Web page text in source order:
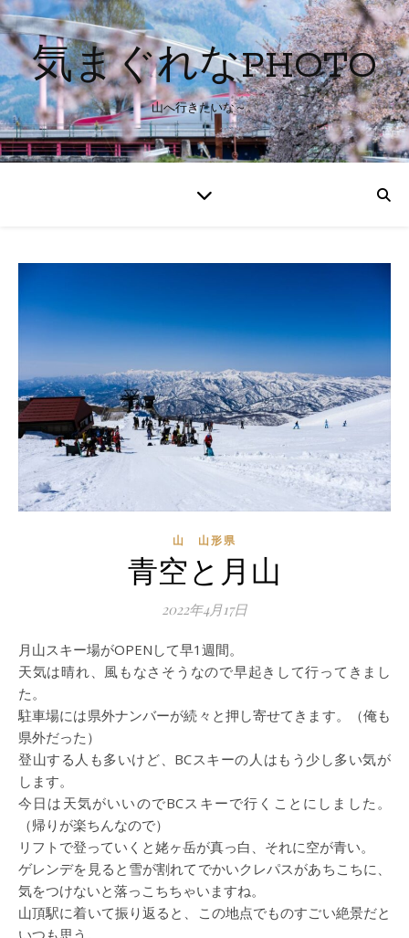
気まぐれなPHOTO
山へ行きたいな～。
山 山形県
青空と月山
2022年4月17日
月山スキー場がOPENして早1週間。
天気は晴れ、風もなさそうなので早起きして行ってきまし
た。
駐車場には県外ナンバーが続々と押し寄せてきます。（俺も
県外だった）
登山する人も多いけど、BCスキーの人はもう少し多い気が
します。
今日は天気がいいのでBCスキーで行くことにしました。
（帰りが楽ちんなので）
リフトで登っていくと姥ヶ岳が真っ白、それに空が青い。
ゲレンデを見ると雪が割れてでかいクレパスがあちこちに、
気をつけないと落っこちちゃいますね。
山頂駅に着いて振り返ると、この地点でものすごい絶景だと
いつも思う。